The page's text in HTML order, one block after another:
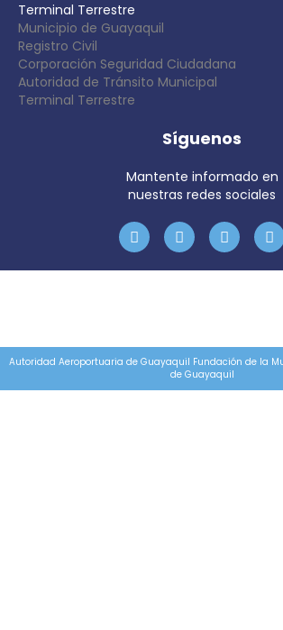
Terminal Terrestre
Municipio de Guayaquil
Registro Civil
Corporación Seguridad Ciudadana
Autoridad de Tránsito Municipal
Terminal Terrestre
Síguenos
Mantente informado en
nuestras redes sociales
Autoridad Aeroportuaria de Guayaquil Fundación de la
de Guayaquil